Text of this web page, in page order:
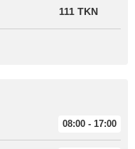
111 TKN
08:00 - 17:00